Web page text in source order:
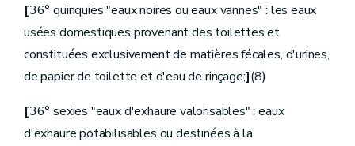
Section10 Personnel
Art.
D.383
Art.[D.383bis
Section11 Dispositions provisoires
Art.D.384
Art.D.385
Art.D.387
Art.D.388
[36° quinquies "eaux noires ou eaux vannes" : les eaux
usées domestiques provenant des toilettes et
constituées exclusivement de matières fécales, d'urines,
de papier de toilette et d'eau de rinçage;](8)
[36° sexies "eaux d'exhaure valorisables" : eaux
d'exhaure potabilisables ou destinées à la